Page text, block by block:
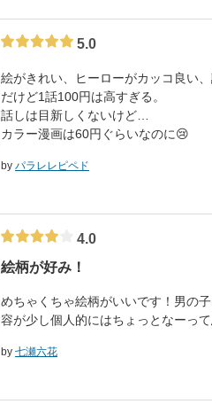
5.0
絵がきれい、ヒーローがカッコ良い
だけど1話100円は高すぎる。
話しは目新しくないけど…
カラー漫画は60円ぐらいなのに😢
by パラレレピペド
4.0
絵柄が好み！
めちゃくちゃ絵柄がいいです！男の
容が少し個人的にはちょっとなーって
by 七瀬六花